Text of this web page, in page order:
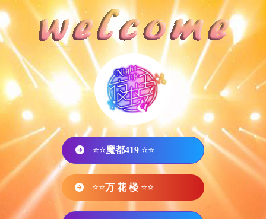
⭐⭐魔都419 ⭐⭐
⭐⭐万 花 楼 ⭐⭐